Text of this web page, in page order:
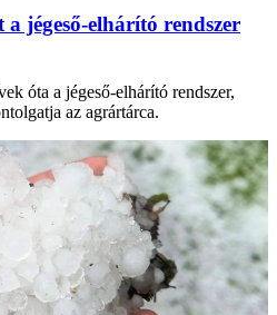
a jégeső-elhárító rendszer
óta a jégeső-elhárító rendszer,
az agrártárca.